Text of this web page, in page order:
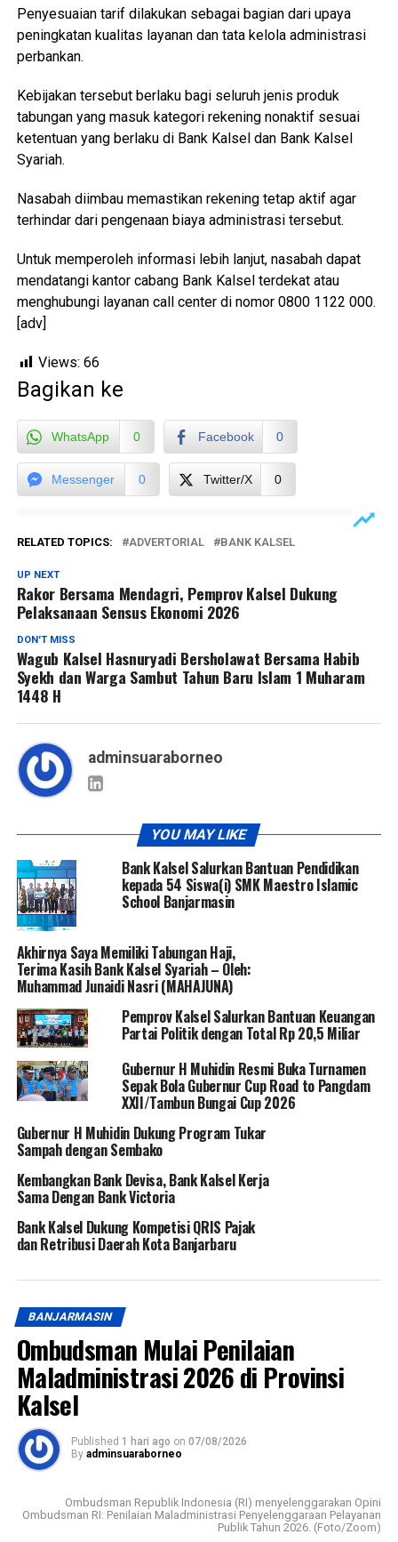
Penyesuaian tarif dilakukan sebagai bagian dari upaya
peningkatan kualitas layanan dan tata kelola administrasi
perbankan.
Kebijakan tersebut berlaku bagi seluruh jenis produk
tabungan yang masuk kategori rekening nonaktif sesuai
ketentuan yang berlaku di Bank Kalsel dan Bank Kalsel
Syariah.
Nasabah diimbau memastikan rekening tetap aktif agar
terhindar dari pengenaan biaya administrasi tersebut.
Untuk memperoleh informasi lebih lanjut, nasabah dapat
mendatangi kantor cabang Bank Kalsel terdekat atau
menghubungi layanan call center di nomor 0800 1122 000.
[adv]
Views: 66
Bagikan ke
WhatsApp 0 Facebook 0
Messenger 0 Twitter/X 0
RELATED TOPICS: ADVERTORIAL BANK KALSEL
UP NEXT
Rakor Bersama Mendagri, Pemprov Kalsel Dukung
Pelaksanaan Sensus Ekonomi 2026
DON'T MISS
Wagub Kalsel Hasnuryadi Bersholawat Bersama Habib
Syekh dan Warga Sambut Tahun Baru Islam 1 Muharam
1448 H
adminsuaraborneo
YOU MAY LIKE
Bank Kalsel Salurkan Bantuan Pendidikan
kepada 54 Siswa(i) SMK Maestro Islamic
School Banjarmasin
Akhirnya Saya Memiliki Tabungan Haji,
Terima Kasih Bank Kalsel Syariah – Oleh:
Muhammad Junaidi Nasri (MAHAJUNA)
Pemprov Kalsel Salurkan Bantuan Keuangan
Partai Politik dengan Total Rp 20,5 Miliar
Gubernur H Muhidin Resmi Buka Turnamen
Sepak Bola Gubernur Cup Road to Pangdam
XXII/Tambun Bungai Cup 2026
Gubernur H Muhidin Dukung Program Tukar
Sampah dengan Sembako
Kembangkan Bank Devisa, Bank Kalsel Kerja
Sama Dengan Bank Victoria
Bank Kalsel Dukung Kompetisi QRIS Pajak
dan Retribusi Daerah Kota Banjarbaru
BANJARMASIN
Ombudsman Mulai Penilaian
Maladministrasi 2026 di Provinsi
Kalsel
Published 1 hari ago on 07/08/2026
By adminsuaraborneo
Ombudsman Republik Indonesia (RI) menyelenggarakan Opini
Ombudsman RI: Penilaian Maladministrasi Penyelenggaraan Pelayanan
Publik Tahun 2026. (Foto/Zoom)